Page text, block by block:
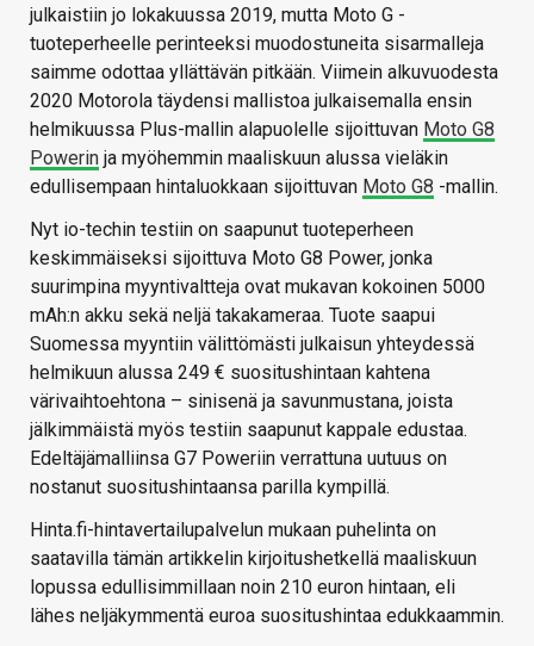
julkaistiin jo lokakuussa 2019, mutta Moto G -
tuoteperheelle perinteeksi muodostuneita sisarmalleja
saimme odottaa yllättävän pitkään. Viimein alkuvuodesta
2020 Motorola täydensi mallistoa julkaisemalla ensin
helmikuussa Plus-mallin alapuolelle sijoittuvan Moto G8
Powerin ja myöhemmin maaliskuun alussa vieläkin
edullisempaan hintaluokkaan sijoittuvan Moto G8 -mallin.
Nyt io-techin testiin on saapunut tuoteperheen
keskimmäiseksi sijoittuva Moto G8 Power, jonka
suurimpina myyntivaltteja ovat mukavan kokoinen 5000
mAh:n akku sekä neljä takakameraa. Tuote saapui
Suomessa myyntiin välittömästi julkaisun yhteydessä
helmikuun alussa 249 € suositushintaan kahtena
värivaihtoehtona – sinisenä ja savunmustana, joista
jälkimmäistä myös testiin saapunut kappale edustaa.
Edeltäjämalliinsa G7 Poweriin verrattuna uutuus on
nostanut suositushintaansa parilla kympillä.
Hinta.fi-hintavertailupalvelun mukaan puhelinta on
saatavilla tämän artikkelin kirjoitushetkellä maaliskuun
lopussa edullisimmillaan noin 210 euron hintaan, eli
lähes neljäkymmentä euroa suositushintaa edukkaammin.